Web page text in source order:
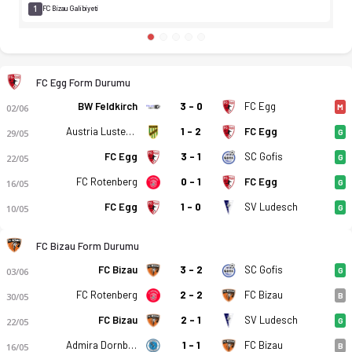
1 FC Bizau Galibiyeti
FC Egg Form Durumu
02/06 BW Feldkirch 3 - 0 FC Egg M
29/05 Austria Lustenau (A) 1 - 2 FC Egg G
22/05 FC Egg 3 - 1 SC Gofis G
16/05 FC Rotenberg 0 - 1 FC Egg G
10/05 FC Egg 1 - 0 SV Ludesch G
FC Bizau Form Durumu
03/06 FC Bizau 3 - 2 SC Gofis G
30/05 FC Rotenberg 2 - 2 FC Bizau B
22/05 FC Bizau 2 - 1 SV Ludesch G
16/05 Admira Dornbirn 1 - 1 FC Bizau B